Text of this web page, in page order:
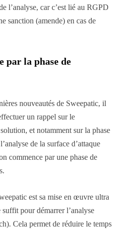
l’analyse, car c’est lié au RGPD
sanction (amende) en cas de
par la phase de
nouveautés de Sweepatic, il
un rappel sur le
et notamment sur la phase
de la surface d’attaque
commence par une phase de
est sa mise en œuvre ultra
pour démarrer l’analyse
Cela permet de réduire le temps